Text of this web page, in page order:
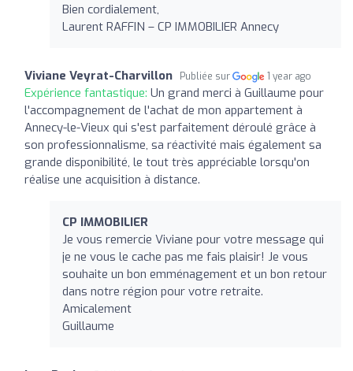
Bien cordialement,
Laurent RAFFIN – CP IMMOBILIER Annecy
Viviane Veyrat-Charvillon Publiée sur 1 year ago
Expérience fantastique: Un grand merci à Guillaume pour
l'accompagnement de l'achat de mon appartement à
Annecy-le-Vieux qui s'est parfaitement déroulé grâce à
son professionnalisme, sa réactivité mais également sa
grande disponibilité, le tout très appréciable lorsqu'on
réalise une acquisition à distance.
CP IMMOBILIER
Je vous remercie Viviane pour votre message qui
je ne vous le cache pas me fais plaisir! Je vous
souhaite un bon emménagement et un bon retour
dans notre région pour votre retraite.
Amicalement
Guillaume